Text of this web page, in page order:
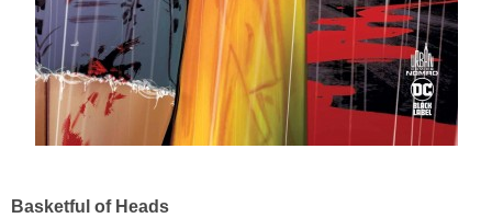
Basketful of Heads